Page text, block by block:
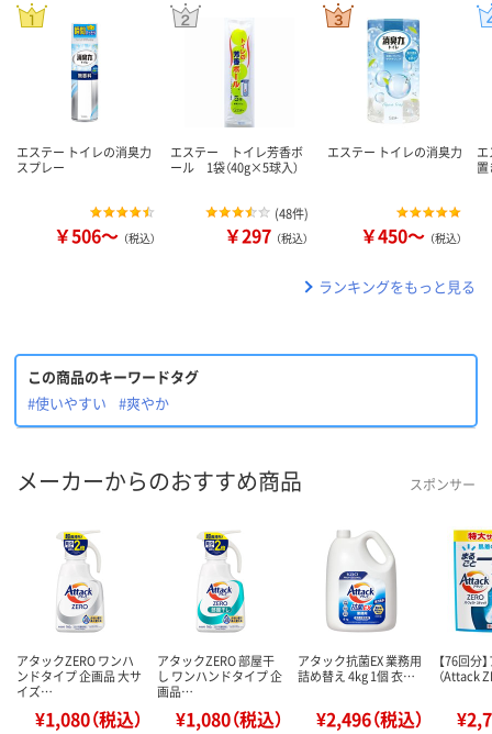
エステー トイレの消臭力
スプレー
￥506～ （税込）
エステー トイレ芳香ボ
ール 1袋（40g×5球入）
(48件)
￥297 （税込）
エステー トイレの消臭力
￥450～ （税込）
ランキングをもっと見る
この商品のキーワードタグ
#使いやすい
#爽やか
メーカーからのおすすめ商品 スポンサー
アタックZERO ワンハ
ンドタイプ 企画品 大サ
イズ…
¥1,080（税込）
アタックZERO 部屋干
し ワンハンドタイプ 企
画品…
¥1,080（税込）
アタック抗菌EX 業務用
詰め替え 4kg 1個 衣…
¥2,496（税込）
【76回分
（Attack